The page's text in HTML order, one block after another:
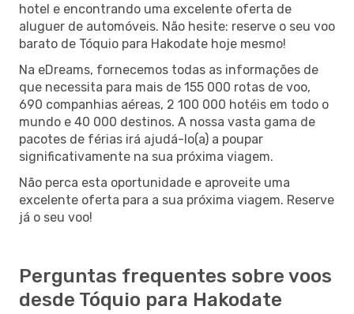
hotel e encontrando uma excelente oferta de
aluguer de automóveis. Não hesite: reserve o seu voo
barato de Tóquio para Hakodate hoje mesmo!
Na eDreams, fornecemos todas as informações de
que necessita para mais de 155 000 rotas de voo,
690 companhias aéreas, 2 100 000 hotéis em todo o
mundo e 40 000 destinos. A nossa vasta gama de
pacotes de férias irá ajudá-lo(a) a poupar
significativamente na sua próxima viagem.
Não perca esta oportunidade e aproveite uma
excelente oferta para a sua próxima viagem. Reserve
já o seu voo!
Perguntas frequentes sobre voos
desde Tóquio para Hakodate